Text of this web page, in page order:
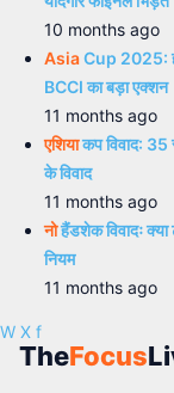
10 months ago
AsiaCup 2025:
BCCI का बड़ा एक्शन
11 months ago
एशियाकप विवाद: 35
के विवाद
11 months ago
नोहैंडशेक विवादः क्या
नियम
11 months ago
W X f
TheFocus